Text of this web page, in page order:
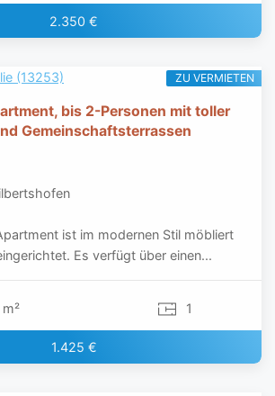
2.350 €
bis 2-Personen mit toller
Gemeinschaftsterrassen
ist im modernen Stil möbliert
Es verfügt über einen...
1
1.425 €
ZU VERMIETEN